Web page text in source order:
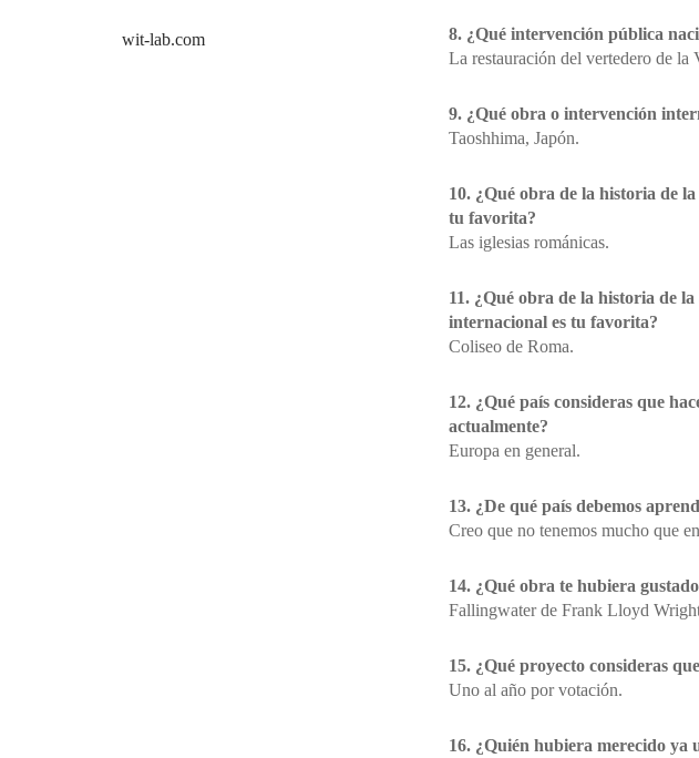
wit-lab.com
8. ¿Qué intervención pública
La restauración del vertedero de la
9. ¿Qué obra o intervención
Taoshhima, Japón.
10. ¿Qué obra de la historia de
tu favorita?
Las iglesias románicas.
11. ¿Qué obra de la historia de
internacional es tu favorita?
Coliseo de Roma.
12. ¿Qué país consideras que
actualmente?
Europa en general.
13. ¿De qué país debemos
Creo que no tenemos mucho que
14. ¿Qué obra te hubiera
Fallingwater de Frank Lloyd
15. ¿Qué proyecto consideras
Uno al año por votación.
16. ¿Quién hubiera merecido ya